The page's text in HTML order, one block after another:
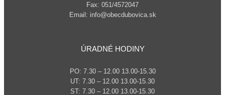
Fax: 051/4572047
Email: info@obecdubovica.sk
ÚRADNÉ HODINY
PO: 7.30 – 12.00 13.00-15.30
UT: 7.30 – 12.00 13.00-15.30
ST: 7.30 – 12.00 13.00-15.30